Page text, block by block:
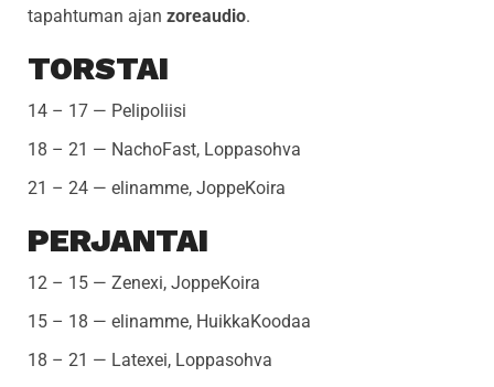
tapahtuman ajanzoreaudio.
TORSTAI
14 – 17 — Pelipoliisi
18 – 21 — NachoFast, Loppasohva
21 – 24 — elinamme, JoppeKoira
PERJANTAI
12 – 15 — Zenexi, JoppeKoira
15 – 18 — elinamme, HuikkaKoodaa
18 – 21 — Latexei, Loppasohva